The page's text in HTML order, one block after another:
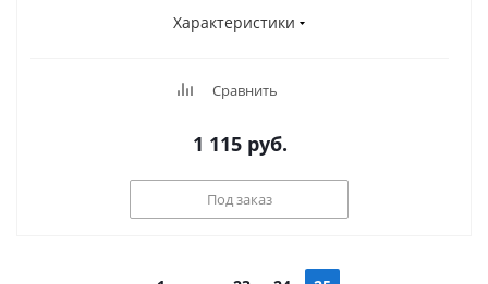
Характеристики
Сравнить
1 115 руб.
Под заказ